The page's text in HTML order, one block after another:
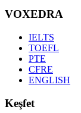
VOXEDRA
IELTS
TOEFL
PTE
CFRE
ENGLISH
Keşfet